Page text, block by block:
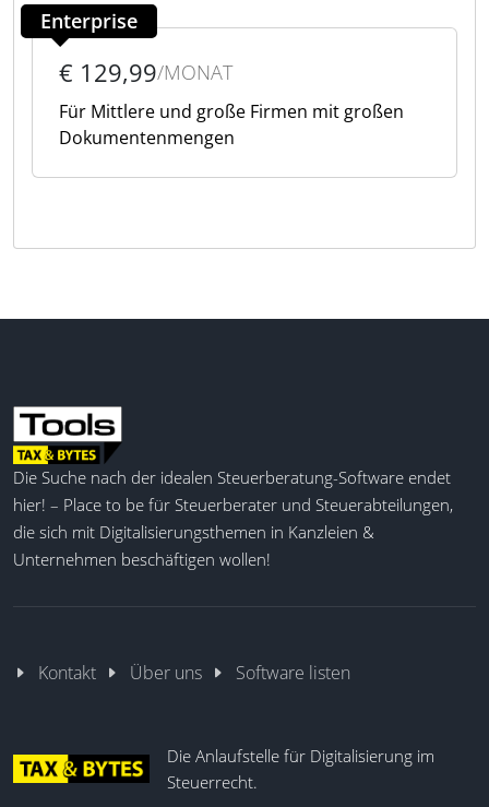
Enterprise
€ 129,99/MONAT
Für Mittlere und große Firmen mit großen
Dokumentenmengen
Die Suche nach der idealen Steuerberatung-Software endet
hier! – Place to be für Steuerberater und Steuerabteilungen,
die sich mit Digitalisierungsthemen in Kanzleien &
Unternehmen beschäftigen wollen!
Kontakt Über uns Software listen
Die Anlaufstelle für Digitalisierung im
Steuerrecht.